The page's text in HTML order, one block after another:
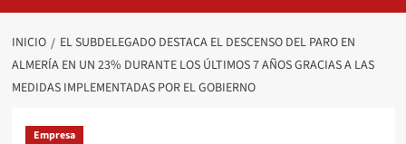
INICIO
EL SUBDELEGADO DESTACA EL DESCENSO DEL PARO EN
ALMERÍA EN UN 23% DURANTE LOS ÚLTIMOS 7 AÑOS GRACIAS A LAS
MEDIDAS IMPLEMENTADAS POR EL GOBIERNO
Empresa